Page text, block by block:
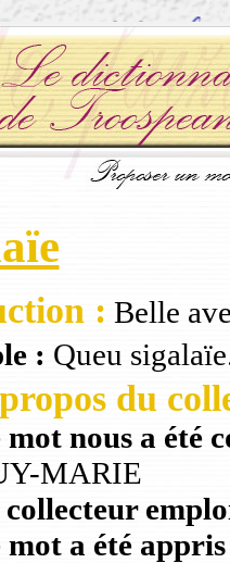
: Belle
: Queu
du
mot nous a été
MARIE
mot a été